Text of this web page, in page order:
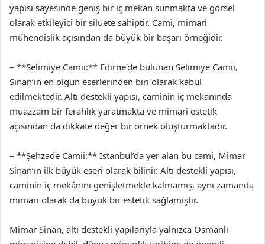
yapısı sayesinde geniş bir iç mekan sunmakta ve görsel
olarak etkileyici bir siluete sahiptir. Cami, mimari
mühendislik açısından da büyük bir başarı örneğidir.
– **Selimiye Camii:** Edirne’de bulunan Selimiye Camii,
Sinan’ın en olgun eserlerinden biri olarak kabul
edilmektedir. Altı destekli yapısı, caminin iç mekanında
muazzam bir ferahlık yaratmakta ve mimari estetik
açısından da dikkate değer bir örnek oluşturmaktadır.
– **Şehzade Camii:** İstanbul’da yer alan bu cami, Mimar
Sinan’ın ilk büyük eseri olarak bilinir. Altı destekli yapısı,
caminin iç mekânını genişletmekle kalmamış, aynı zamanda
mimari olarak da büyük bir estetik sağlamıştır.
Mimar Sinan, altı destekli yapılarıyla yalnızca Osmanlı